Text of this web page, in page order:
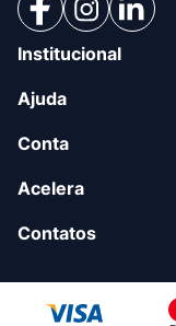
Institucional
Ajuda
Conta
Acelera
Contatos